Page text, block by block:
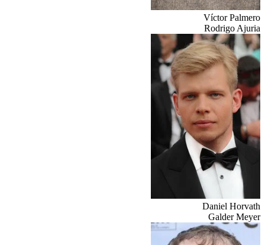
Víctor Palmero
Rodrigo Ajuria
Daniel Horvath
Galder Meyer